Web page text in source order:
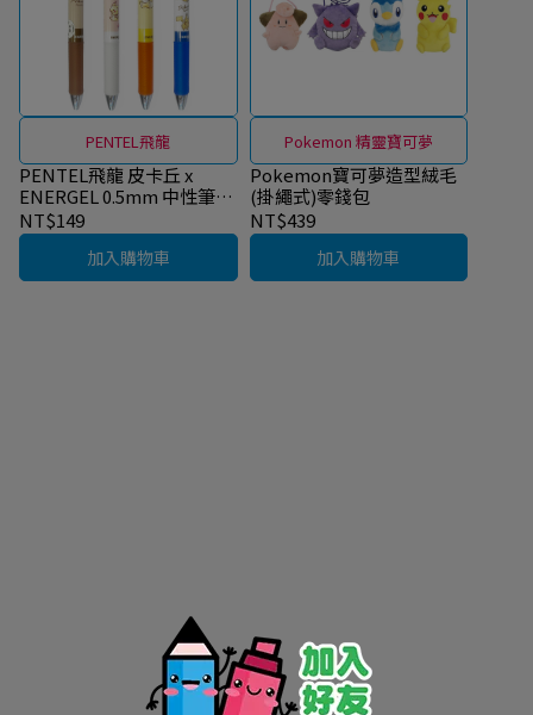
PENTEL飛龍
PENTEL飛龍 皮卡丘 x
ENERGEL 0.5mm 中性筆
(日本限定)
NT$149
加入購物車
Pokemon 精靈寶可夢
Pokemon寶可夢造型絨毛
(掛繩式)零錢包
NT$439
加入購物車